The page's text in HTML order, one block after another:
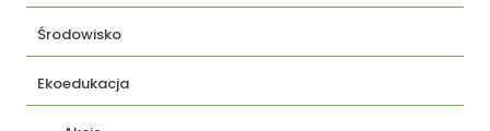
Środowisko
Ekoedukacja